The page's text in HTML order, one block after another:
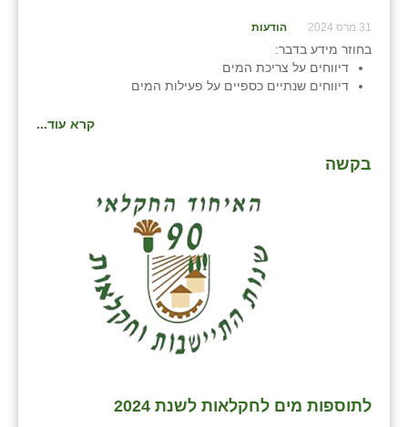
31 מרס 2024 הודעות
בחוזר מידע בדבר:
דיווחים על צריכת המים
דיווחים שנתיים כספיים על פעילות המים
קרא עוד...
בקשה
לתוספות מים לחקלאות לשנת 2024